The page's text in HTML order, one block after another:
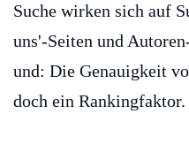
Suche wirken sich auf
uns'-Seiten und
und: Die Genauigkeit
doch ein Rankingfaktor.